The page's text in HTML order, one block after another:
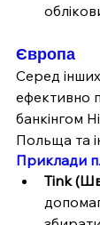
Європа
Серед
ефективно
банкінгом
Польща та
Приклади
Tink